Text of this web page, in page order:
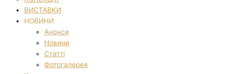
ВИСТАВКИ
НОВИНИ
Анонси
Новини
Статті
Фотогалерея